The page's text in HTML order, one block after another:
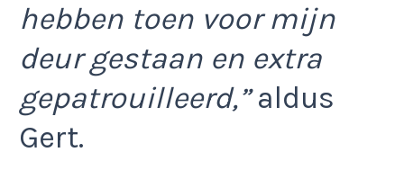
hebben toen voor mijn
deur gestaan en extra
gepatrouilleerd,”aldus
Gert.